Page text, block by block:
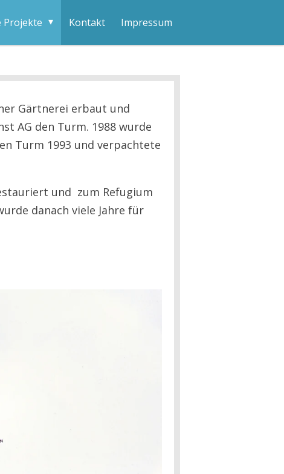
Projekte Kontakt Impressum
Gärtnerei erbaut und
AG den Turm. 1988 wurde
Turm 1993 und verpachtete
und zum Refugium
danach viele Jahre für